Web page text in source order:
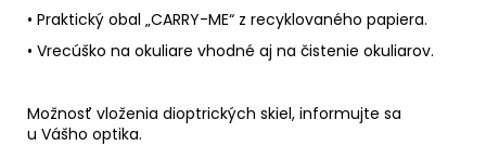
• Praktický obal „CARRY-ME“ z recyklovaného papiera.
• Vrecúško na okuliare vhodné aj na čistenie okuliarov.
Možnosť vloženia dioptrických skiel, informujte sa
u Vášho optika.